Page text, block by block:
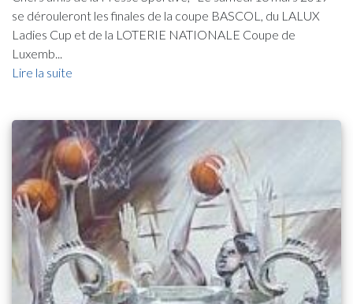
se dérouleront les finales de la coupe BASCOL, du LALUX
Ladies Cup et de la LOTERIE NATIONALE Coupe de
Luxemb...
Lire la suite